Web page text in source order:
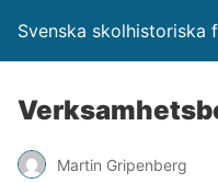
Svenska skolhistoriska
Martin Gripenberg